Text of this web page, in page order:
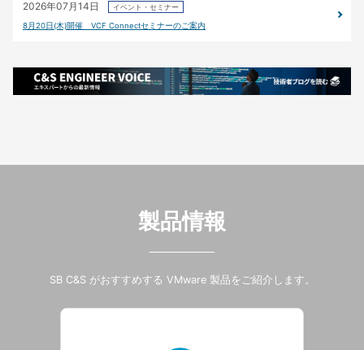
2026年07月14日 イベント・セミナー
8月20日(木)開催 VCF Connectセミナーのご案内
製品情報
SB C&S がおすすめする VMware 製品をご紹介します。